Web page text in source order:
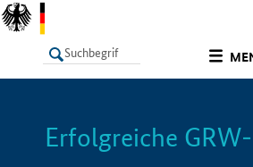
LISTE
Erfolgreiche